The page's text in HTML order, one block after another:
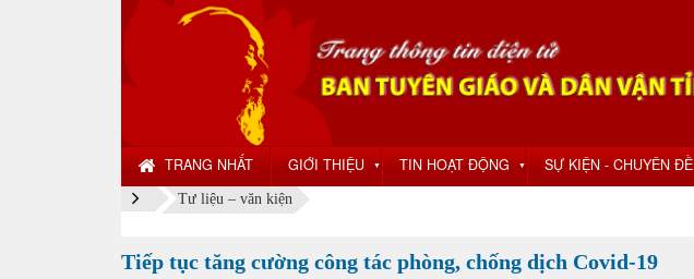
TRANG NHẤT GIỚI THIỆU ▼ TIN HOẠT ĐỘNG ▼ SỰ KIỆN - CHUYÊN ĐỀ
Tư liệu – văn kiện
Tiếp tục tăng cường công tác phòng, chống dịch Covid-19